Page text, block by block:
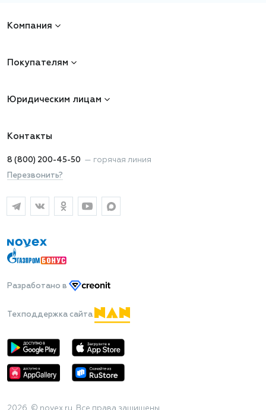
Компания
Покупателям
Юридическим лицам
Контакты
8 (800) 200-45-50 — горячая линия
Перезвонить?
Разработано в
Техподдержка сайта